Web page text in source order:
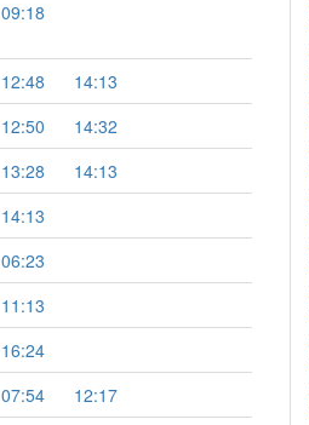
09:18
12:48
14:13
12:50
14:32
13:28
14:13
14:13
06:23
11:13
16:24
07:54
12:17